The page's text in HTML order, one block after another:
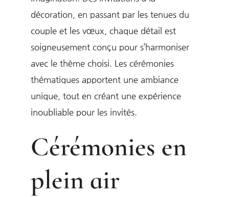
décoration, en passant par les tenues du
couple et les vœux, chaque détail est
soigneusement conçu pour s’harmoniser
avec le thème choisi. Les cérémonies
thématiques apportent une ambiance
unique, tout en créant une expérience
inoubliable pour les invités.
Cérémonies en
plein air